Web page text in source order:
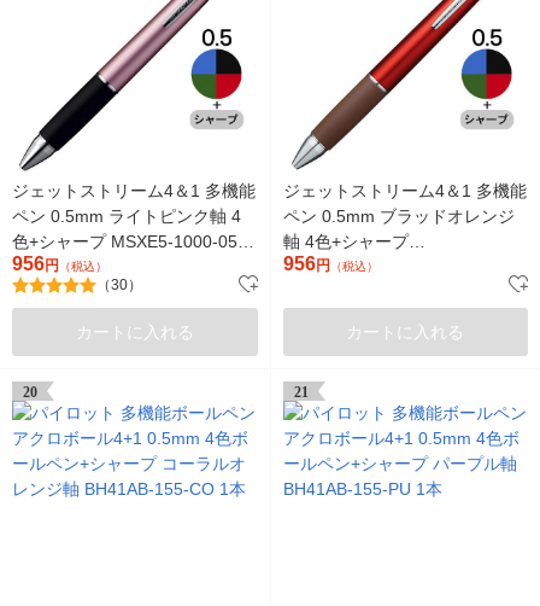
ジェットストリーム4＆1 多機能
ペン 0.5mm ライトピンク軸 4
色+シャープ MSXE5-1000-05
三菱鉛筆uni
956円 （税込）
（30）
カートに入れる
ジェットストリーム4＆1 多機能
ペン 0.5mm ブラッドオレンジ
軸 4色+シャープ
MSXE510005.38 三菱鉛筆uni
956円 （税込）
カートに入れる
20 21